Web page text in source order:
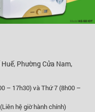
Phường Cửa Nam,
– 17h30) và Thứ 7 (8h00 –
hệ giờ hành chính)